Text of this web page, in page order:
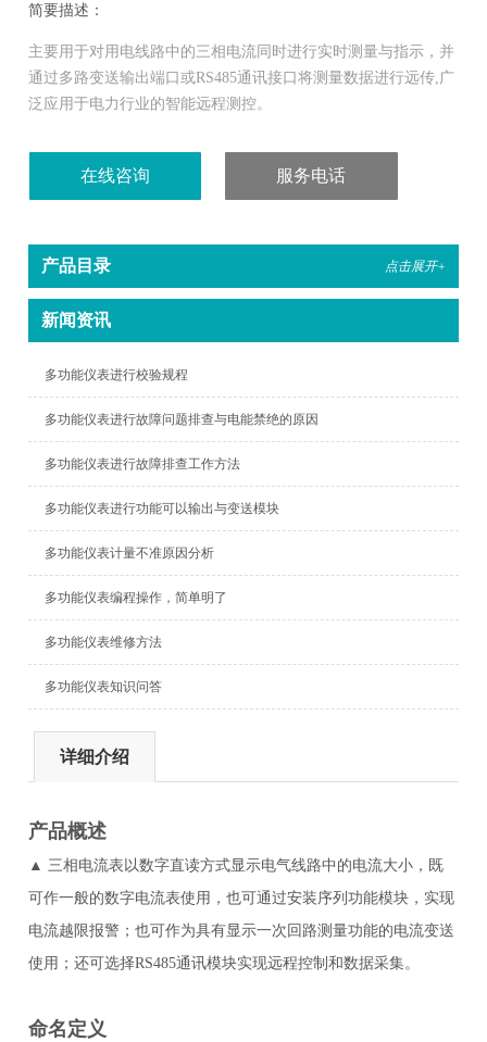
简要描述：
主要用于对用电线路中的三相电流同时进行实时测量与指示，并
通过多路变送输出端口或RS485通讯接口将测量数据进行远传,广
泛应用于电力行业的智能远程测控。
在线咨询 服务电话
产品目录 点击展开+
新闻资讯
多功能仪表进行校验规程
多功能仪表进行故障问题排查与电能禁绝的原因
多功能仪表进行故障排查工作方法
多功能仪表进行功能可以输出与变送模块
多功能仪表计量不准原因分析
多功能仪表编程操作，简单明了
多功能仪表维修方法
多功能仪表知识问答
详细介绍
产品概述
▲ 三相电流表以数字直读方式显示电气线路中的电流大小，既
可作一般的数字电流表使用，也可通过安装序列功能模块，实现
电流越限报警；也可作为具有显示一次回路测量功能的电流变送
使用；还可选择RS485通讯模块实现远程控制和数据采集。
命名定义